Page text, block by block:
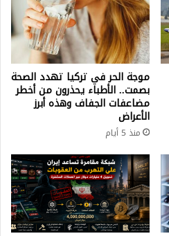
موجة الحر في تركيا تهدد الصحة
بصمت.. الأطباء يحذرون من أخطر
مضاعفات الجفاف وهذه أبرز
الأعراض
منذ 5 أيام